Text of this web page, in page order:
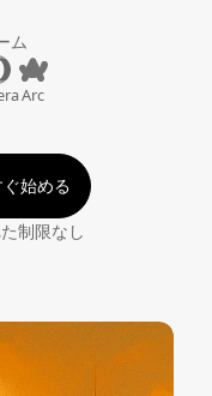
ム
Arc
始める
制限なし